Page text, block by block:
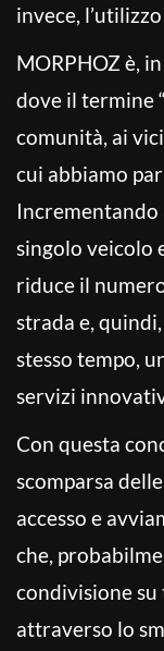
invece,
MORPHOZ è,
dove il termine
comunità, ai
cui abbiamo
Incrementando
singolo veicolo
riduce il
strada e,
stesso tempo,
servizi
Con questa
scomparsa
accesso e
che,
condivisione
attraverso lo